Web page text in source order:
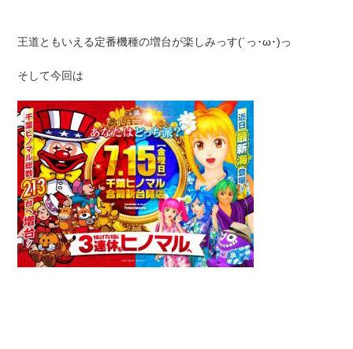
王道ともいえる定番機種の増台が楽しみっす(´っ･ω･)っ
そして今回は